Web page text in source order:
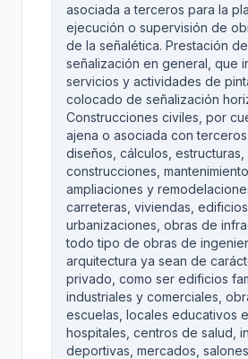
asociada a terceros para la
ejecución o supervisión de
de la señalética. Prestación
señalización en general, que
servicios y actividades de
colocado de señalización
Construcciones civiles, por
ajena o asociada con
diseños, cálculos,
construcciones,
ampliaciones y
carreteras, viviendas, edificios,
urbanizaciones, obras de
todo tipo de obras de
arquitectura ya sean de
privado, como ser edificios
industriales y comerciales,
escuelas, locales educativos
hospitales, centros de salud,
deportivas, mercados,